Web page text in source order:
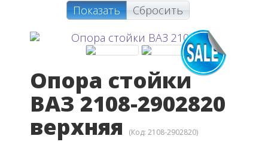
Показать Сбросить
Опора стойки
ВАЗ 2108-2902820
верхняя (Код: 2108-2902820)